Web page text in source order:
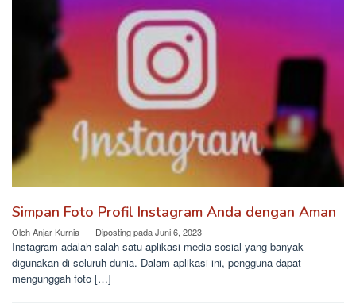
Simpan Foto Profil Instagram Anda dengan Aman
OlehAnjar Kurnia Diposting padaJuni 6, 2023
Instagram adalah salah satu aplikasi media sosial yang banyak
digunakan di seluruh dunia. Dalam aplikasi ini, pengguna dapat
mengunggah foto […]